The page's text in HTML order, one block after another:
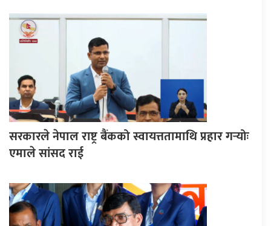
सरकारले नेपाल राष्ट्र बैंकको स्वायत्ततामाथि प्रहार गर्‍योः
एमाले सांसद राई